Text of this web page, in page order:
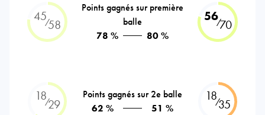
45⁄58
Points gagnés sur première
balle
78 %
80 %
56⁄70
18⁄29
Points gagnés sur 2e balle
62 %
51 %
18⁄35